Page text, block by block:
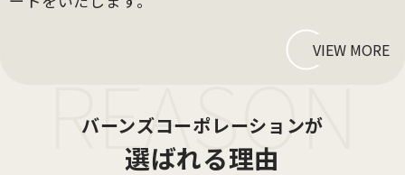
VIEW MORE
バーンズコーポレーションが
選ばれる理由